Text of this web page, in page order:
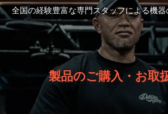
全国の経験豊富な専門スタッフによる機器
製品のご購入・お取